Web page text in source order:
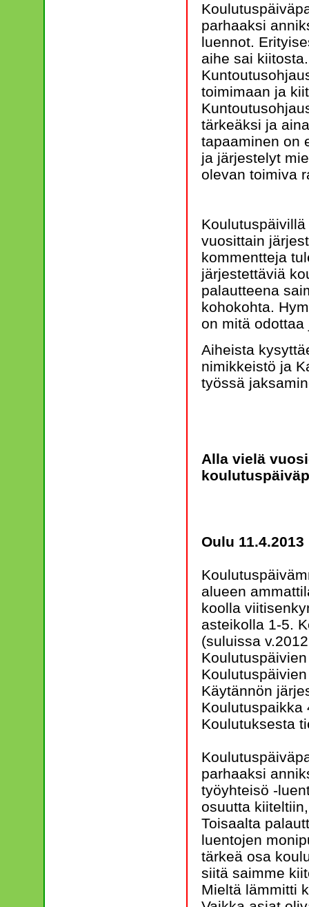
parhaaksi
luennot.
aihe sai
toimimaan ja
tärkeäksi ja
tapaaminen on
ja järjestelyt
olevan toimiva
vuosittain
kommentteja
järjestettäviä
palautteena
kohokohta.
on mitä
Aiheista
nimikkeistö ja
työssä
Alla vielä
Oulu 11.4.2013
alueen
koolla
asteikolla 1-5.
(suluissa
Käytännön
Koulutuspaikka
Koulutuksesta
parhaaksi
työyhteisö -
osuutta
Toisaalta
luentojen
tärkeä osa
siitä saimme
Mieltä lämmitti